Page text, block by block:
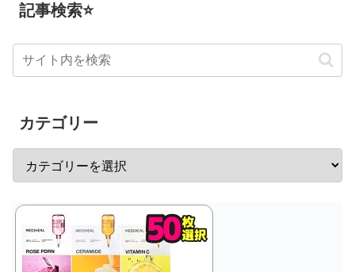
記事検索⭐
カテゴリー